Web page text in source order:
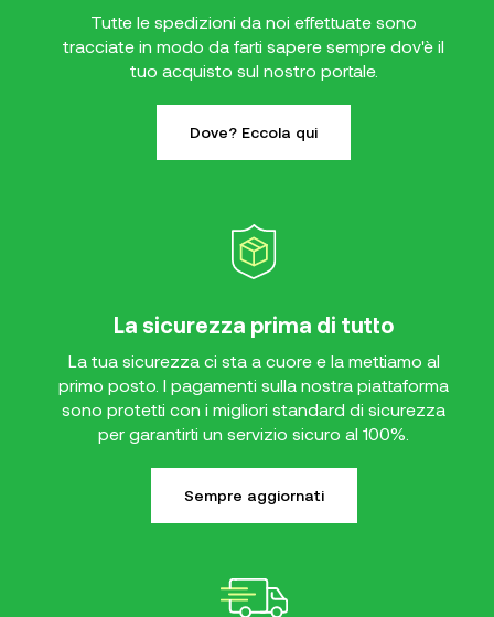
Tutte le spedizioni da noi effettuate sono
tracciate in modo da farti sapere sempre dov'è il
tuo acquisto sul nostro portale.
Dove? Eccola qui
La sicurezza prima di tutto
La tua sicurezza ci sta a cuore e la mettiamo al
primo posto. I pagamenti sulla nostra piattaforma
sono protetti con i migliori standard di sicurezza
per garantirti un servizio sicuro al 100%.
Sempre aggiornati